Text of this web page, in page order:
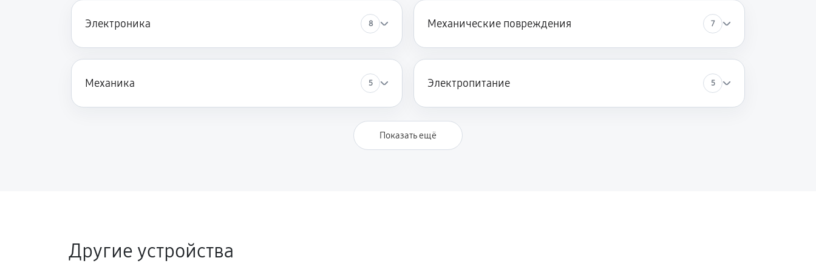
Замена опоры бака стиральной машины SCHULTHESS Spirit topLine
2520 руб 60 минут Заказать
Ремонт аквастопа стиральной машины SCHULTHESS Spirit topLine
740
Заказать
1580 руб
Электроника 8 Механические повреждения 7
Механика 5 Электропитание 5
Показать ещё
Другие устройства